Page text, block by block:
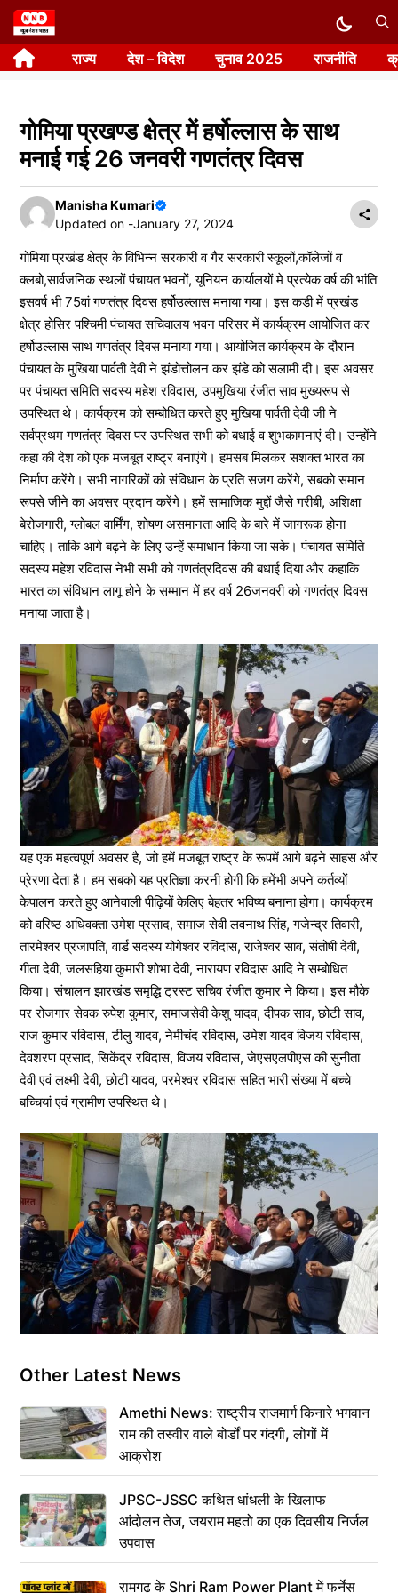
Skip
to
content राज्य देश – विदेश चुनाव 2025 राजनीति
गोमिया प्रखण्ड क्षेत्र में हर्षोल्लास के साथ
मनाई गई 26 जनवरी गणतंत्र दिवस
Manisha Kumari
Updated on -January 27, 2024
गोमिया प्रखंड क्षेत्र के विभिन्न सरकारी व गैर सरकारी स्कूलों,कॉलेजों व
क्लबो,सार्वजनिक स्थलों पंचायत भवनों, यूनियन कार्यालयों मे प्रत्येक वर्ष की भांति
इसवर्ष भी 75वां गणतंत्र दिवस हर्षोउल्लास मनाया गया। इस कड़ी में प्रखंड
क्षेत्र होसिर पश्चिमी पंचायत सचिवालय भवन परिसर में कार्यक्रम आयोजित कर
हर्षोउल्लास साथ गणतंत्र दिवस मनाया गया। आयोजित कार्यक्रम के दौरान
पंचायत के मुखिया पार्वती देवी ने झंडोत्तोलन कर झंडे को सलामी दी। इस अवसर
पर पंचायत समिति सदस्य महेश रविदास, उपमुखिया रंजीत साव मुख्यरूप से
उपस्थित थे। कार्यक्रम को सम्बोधित करते हुए मुखिया पार्वती देवी जी ने
सर्वप्रथम गणतंत्र दिवस पर उपस्थित सभी को बधाई व शुभकामनाएं दी। उन्होंने
कहा की देश को एक मजबूत राष्ट्र बनाएंगे। हमसब मिलकर सशक्त भारत का
निर्माण करेंगे। सभी नागरिकों को संविधान के प्रति सजग करेंगे, सबको समान
रूपसे जीने का अवसर प्रदान करेंगे। हमें सामाजिक मुद्दों जैसे गरीबी, अशिक्षा
बेरोजगारी, ग्लोबल वार्मिंग, शोषण असमानता आदि के बारे में जागरूक होना
चाहिए। ताकि आगे बढ़ने के लिए उन्हें समाधान किया जा सके। पंचायत समिति
सदस्य महेश रविदास नेभी सभी को गणतंत्रदिवस की बधाई दिया और कहाकि
भारत का संविधान लागू होने के सम्मान में हर वर्ष 26जनवरी को गणतंत्र दिवस
मनाया जाता है।
यह एक महत्वपूर्ण अवसर है, जो हमें मजबूत राष्ट्र के रूपमें आगे बढ़ने साहस और
प्रेरणा देता है। हम सबको यह प्रतिज्ञा करनी होगी कि हमेंभी अपने कर्तव्यों
केपालन करते हुए आनेवाली पीढ़ियों केलिए बेहतर भविष्य बनाना होगा। कार्यक्रम
को वरिष्ठ अधिवक्ता उमेश प्रसाद, समाज सेवी लवनाथ सिंह, गजेन्द्र तिवारी,
तारमेश्वर प्रजापति, वार्ड सदस्य योगेश्वर रविदास, राजेश्वर साव, संतोषी देवी,
गीता देवी, जलसहिया कुमारी शोभा देवी, नारायण रविदास आदि ने सम्बोधित
किया। संचालन झारखंड समृद्धि ट्रस्ट सचिव रंजीत कुमार ने किया। इस मौके
पर रोजगार सेवक रुपेश कुमार, समाजसेवी केशु यादव, दीपक साव, छोटी साव,
राज कुमार रविदास, टीलु यादव, नेमीचंद रविदास, उमेश यादव विजय रविदास,
देवशरण प्रसाद, सिकेंद्र रविदास, विजय रविदास, जेएसएलपीएस की सुनीता
देवी एवं लक्ष्मी देवी, छोटी यादव, परमेश्वर रविदास सहित भारी संख्या में बच्चे
बच्चियां एवं ग्रामीण उपस्थित थे।
Other Latest News
Amethi News: राष्ट्रीय राजमार्ग किनारे भगवान
राम की तस्वीर वाले बोर्डों पर गंदगी, लोगों में
आक्रोश
JPSC-JSSC कथित धांधली के खिलाफ
आंदोलन तेज, जयराम महतो का एक दिवसीय निर्जल
उपवास
रामगढ़ के Shri Ram Power Plant में फर्नेस